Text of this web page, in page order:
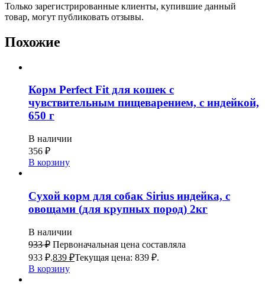
Только зарегистрированные клиенты, купившие данный
товар, могут публиковать отзывы.
Похожие
Корм Perfect Fit для кошек с
чувствительным пищеварением, с индейкой,
650 г
В наличии
356 ₽
В корзину
Сухой корм для собак Sirius индейка, с
овощами (для крупных пород) 2кг
В наличии
933₽ Первоначальная цена составляла
933 ₽.839 ₽Текущая цена: 839 ₽.
В корзину